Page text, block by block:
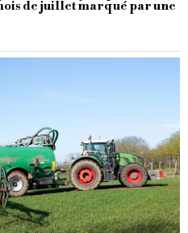
de juillet marqué par une